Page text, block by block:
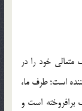
خود را در
است؛ طرف ما،
است و